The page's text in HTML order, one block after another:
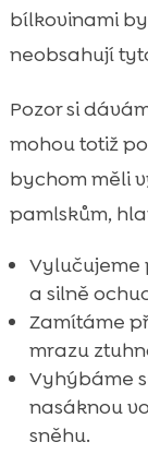
bílkovinami
neobsahují
Pozor si
mohou totiž
bychom měli
pamlskům,
Vylučujeme
a silně
Zamítáme
mrazu
Vyhýbáme
nasáknou
sněhu.